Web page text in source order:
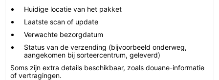
Huidige locatie van het pakket
Laatste scan of update
Verwachte bezorgdatum
Status van de verzending (bijvoorbeeld onderweg,
aangekomen bij sorteercentrum, geleverd)
Soms zijn extra details beschikbaar, zoals douane-informatie
of vertragingen.